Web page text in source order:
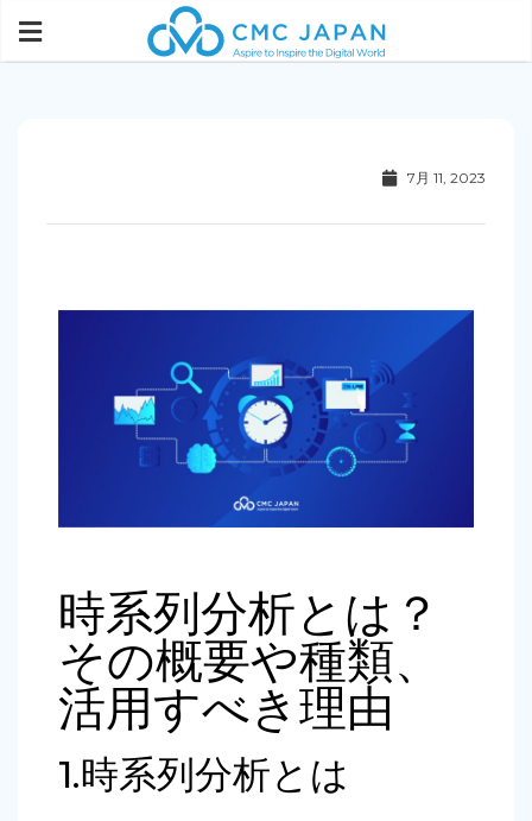
7月 11, 2023
時系列分析とは？
その概要や種類、
活用すべき理由
1.時系列分析とは